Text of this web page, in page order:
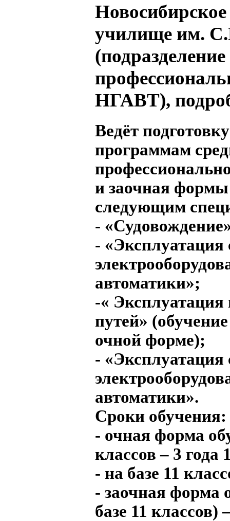
училище им.
(подразделение
НГАВТ),
Ведёт
программам
и заочная
следующим
-
- «Эксплуатация
автоматики»;
-«
путей»
очной форме);
- «Эксплуатация
автоматики».
Сроки обучения:
- очная форма
классов – 3 года
- на базе 11
- заочная форма
базе 11 классов)